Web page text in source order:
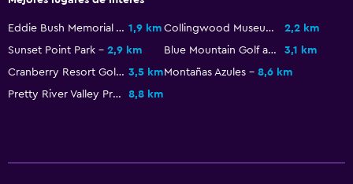
Eddie Bush Memorial Arena 1,9 km Collingwood Museum
2,2 km
Sunset Point Park
2,9 km Blue Mountain Golf and Country Club
3,1 km
Cranberry Resort Golf Course 3,5 kmMontañas Azules
8,6 km
Pretty River Valley Provincial Park
8,8 km